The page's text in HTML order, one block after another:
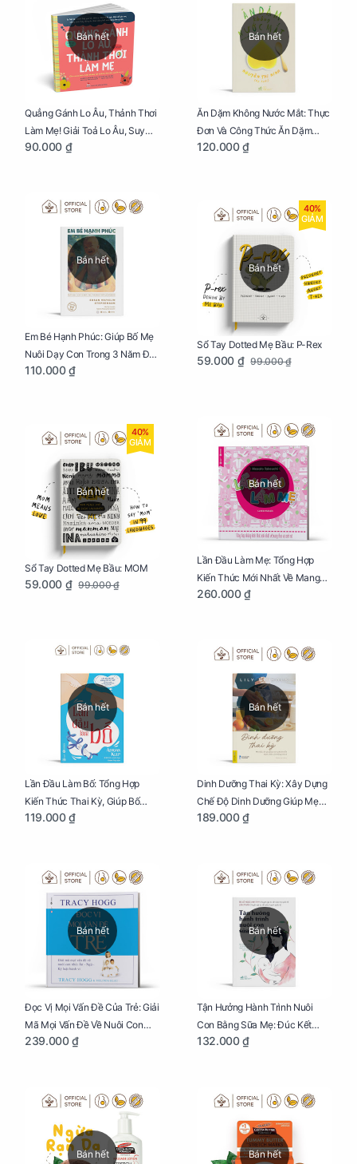
Bán hết
Quẳng Gánh Lo Âu, Thảnh Thơi
Làm Mẹ! Giải Toả Lo Âu, Suy
Nghĩ Tiêu Cực Cho Mẹ
90.000 ₫
Bán hết
Ăn Dặm Không Nước Mắt: Thực
Đơn Và Công Thức Ăn Dặm
Kiểu Nhật
120.000 ₫
Bán hết
Em Bé Hạnh Phúc: Giúp Bố Mẹ
Nuôi Dạy Con Trong 3 Năm Đầu
Đời
110.000 ₫
Bán hết
40%
GIẢM
Sổ Tay Dotted Mẹ Bầu: P-Rex
59.000 ₫ 99.000 ₫
Bán hết
40%
GIẢM
Sổ Tay Dotted Mẹ Bầu: MOM
59.000 ₫ 99.000 ₫
Bán hết
Lần Đầu Làm Mẹ: Tổng Hợp
Kiến Thức Mới Nhất Về Mang
Thai Và Sinh Nở Cho Mẹ Bầu
260.000 ₫
Bán hết
Lần Đầu Làm Bố: Tổng Hợp
Kiến Thức Thai Kỳ, Giúp Bố
Thấu Hiểu Hơn Về Mẹ Bầu Và
119.000 ₫
Bán hết
Dinh Dưỡng Thai Kỳ: Xây Dựng
Chế Độ Dinh Dưỡng Giúp Mẹ
Khỏe, Con Yêu Phát Triển Toàn
189.000 ₫
Bán hết
Đọc Vị Mọi Vấn Đề Của Trẻ: Giải
Mã Mọi Vấn Đề Về Nuôi Con
Nhỏ (Ăn, Ngủ, Kỷ Luật Hành Vi),
239.000 ₫
Bán hết
Tận Hưởng Hành Trình Nuôi
Con Bằng Sữa Mẹ: Đúc Kết
Những Kiến Thức Quý Báu Về
Mình Trong Hành Trình Nuôi
Con Bằng Sữa Mẹ
132.000 ₫
Bán hết Bán hết